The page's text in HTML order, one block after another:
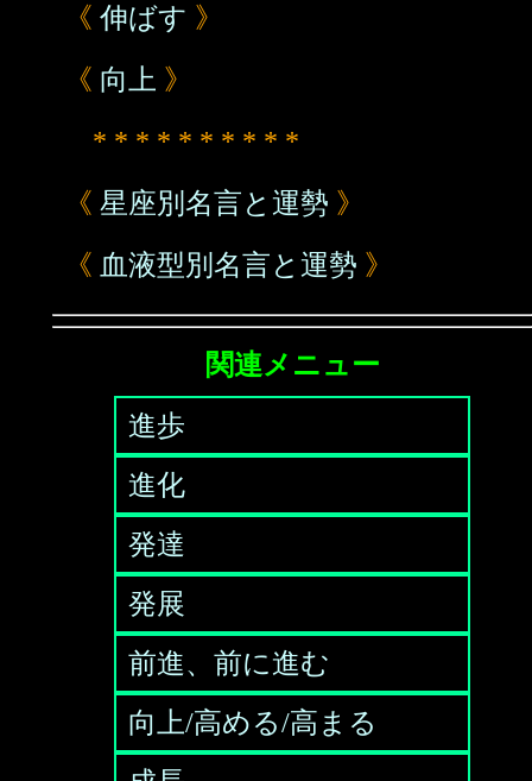
《 伸ばす 》
《 向上 》
* * * * * * * * * *
《 星座別名言と運勢 》
《 血液型別名言と運勢 》
関連メニュー
進歩
進化
発達
発展
前進、前に進む
向上/高める/高まる